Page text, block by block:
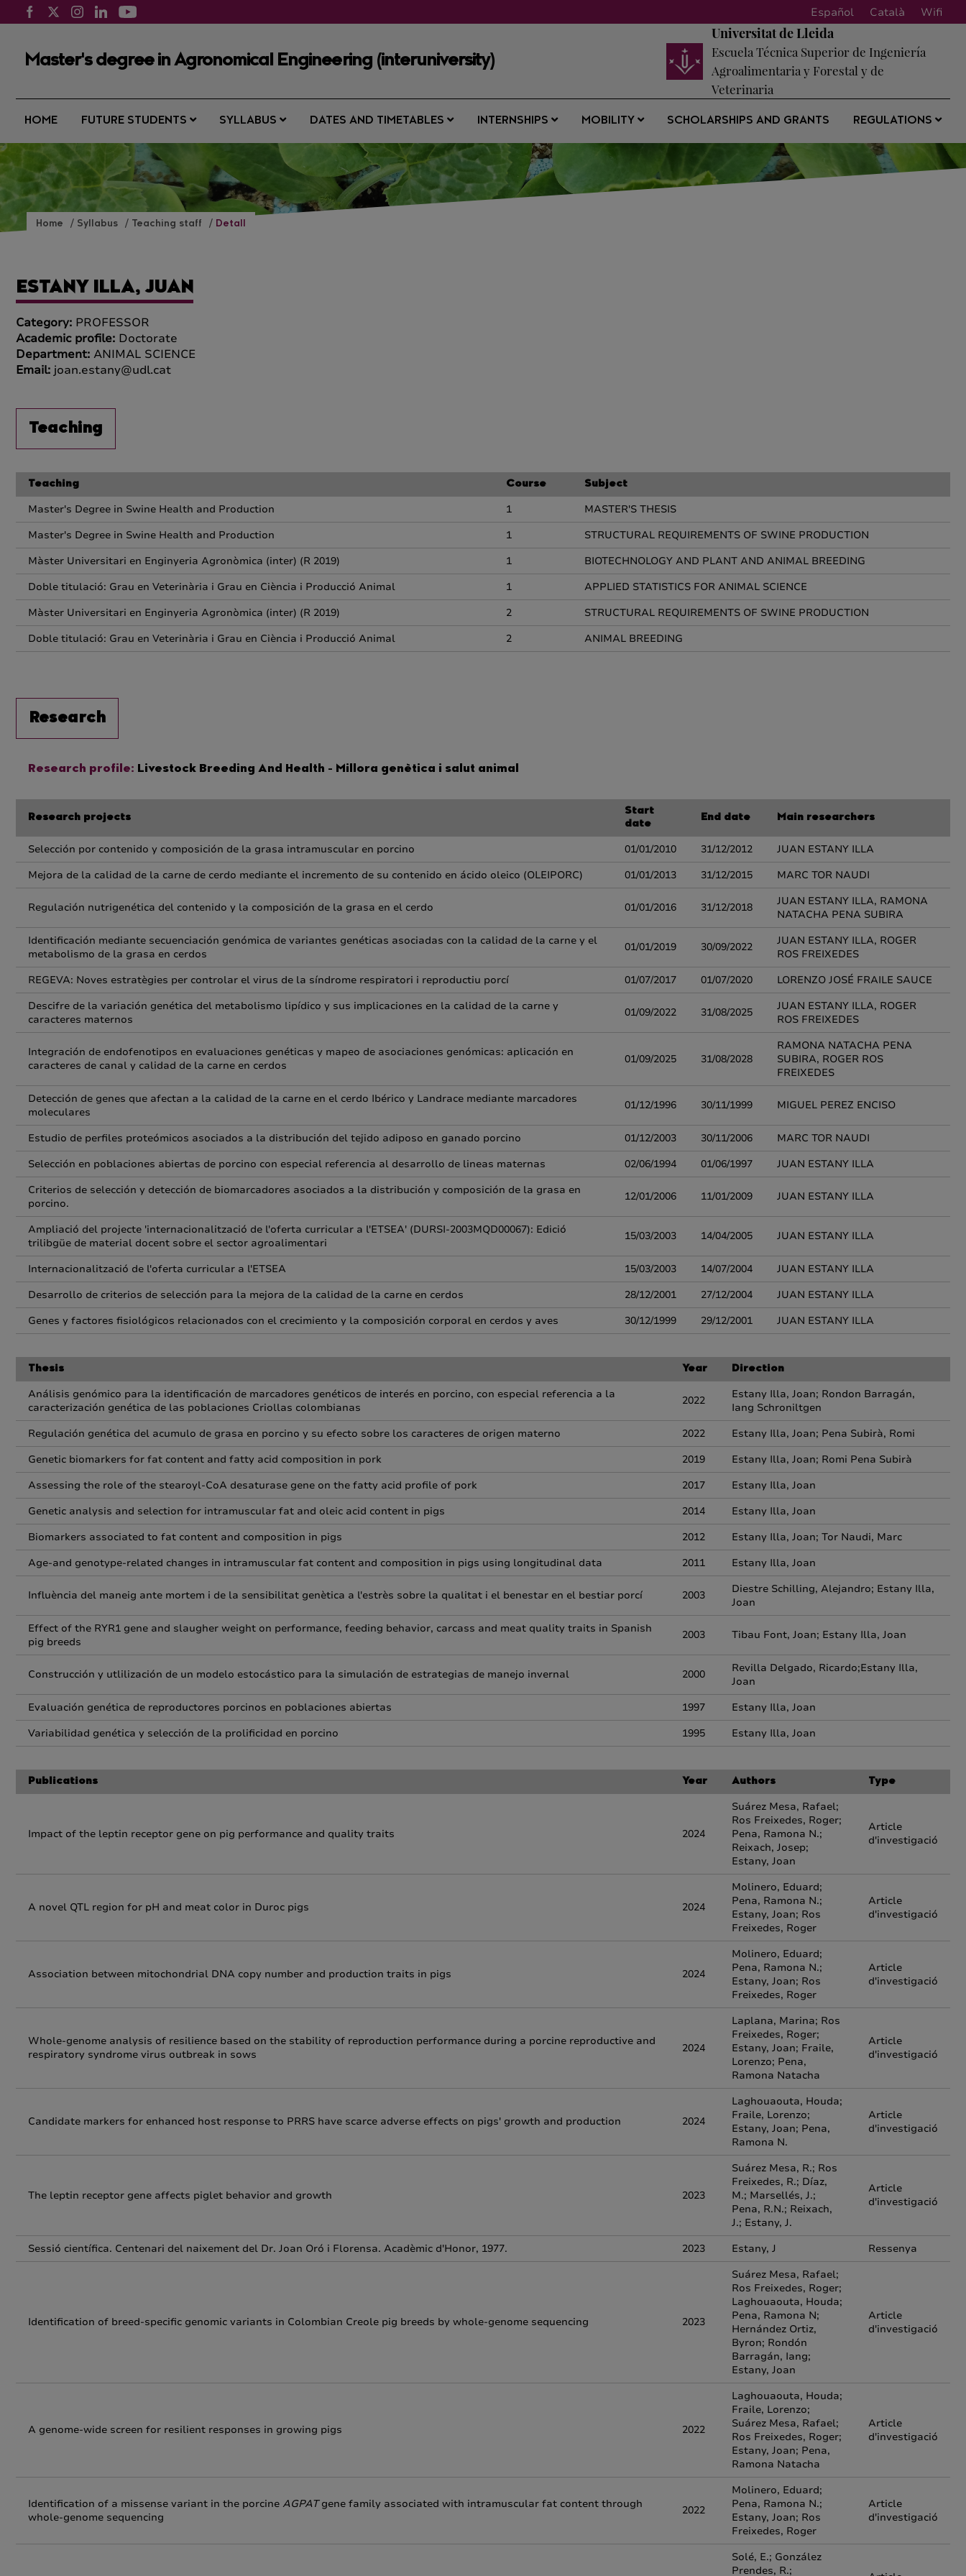
Español Català Wifi
Master's degree in Agronomical Engineering (interuniversity)
Universitat de Lleida
Escuela Técnica Superior de Ingeniería
Agroalimentaria y Forestal y de
Veterinaria
HOME FUTURE STUDENTS SYLLABUS DATES AND TIMETABLES INTERNSHIPS MOBILITY SCHOLARSHIPS AND GRANTS REGULATIONS
Home Syllabus Teaching staff Detall
ESTANY ILLA, JUAN
Category: PROFESSOR
Academic profile: Doctorate
Department: ANIMAL SCIENCE
Email: joan.estany@udl.cat
Teaching
Teaching Course Subject
Master's Degree in Swine Health and Production 1
MASTER'S THESIS
Master's Degree in Swine Health and Production
1
STRUCTURAL REQUIREMENTS OF SWINE PRODUCTION
Màster Universitari en Enginyeria Agronòmica (inter) (R 2019)
1
BIOTECHNOLOGY AND PLANT AND ANIMAL BREEDING
Doble titulació: Grau en Veterinària i Grau en Ciència i Producció Animal
1
APPLIED STATISTICS FOR ANIMAL SCIENCE
Màster Universitari en Enginyeria Agronòmica (inter) (R 2019)
2
STRUCTURAL REQUIREMENTS OF SWINE PRODUCTION
Doble titulació: Grau en Veterinària i Grau en Ciència i Producció Animal
2 ANIMAL BREEDING
Research
Research profile: Livestock Breeding And Health - Millora genètica i salut animal
Research projects
Start
date
End date Main researchers
Selección por contenido y composición de la grasa intramuscular en porcino 01/01/2010 31/12/2012
JUAN ESTANY ILLA
Mejora de la calidad de la carne de cerdo mediante el incremento de su contenido en ácido oleico (OLEIPORC)
01/01/2013 31/12/2015 MARC TOR NAUDI
Regulación nutrigenética del contenido y la composición de la grasa en el cerdo 01/01/2016 31/12/2018
JUAN ESTANY ILLA, RAMONA
NATACHA PENA SUBIRA
Identificación mediante secuenciación genómica de variantes genéticas asociadas con la calidad de la carne y el
metabolismo de la grasa en cerdos
01/01/2019 30/09/2022
JUAN ESTANY ILLA, ROGER
ROS FREIXEDES
REGEVA: Noves estratègies per controlar el virus de la síndrome respiratori i reproductiu porcí
01/07/2017 01/07/2020
LORENZO JOSÉ FRAILE SAUCE
Descifre de la variación genética del metabolismo lipídico y sus implicaciones en la calidad de la carne y
caracteres maternos
01/09/2022 31/08/2025
JUAN ESTANY ILLA, ROGER
ROS FREIXEDES
Integración de endofenotipos en evaluaciones genéticas y mapeo de asociaciones genómicas: aplicación en
caracteres de canal y calidad de la carne en cerdos
01/09/2025 31/08/2028
RAMONA NATACHA PENA
SUBIRA, ROGER ROS
FREIXEDES
Detección de genes que afectan a la calidad de la carne en el cerdo Ibérico y Landrace mediante marcadores
moleculares
01/12/1996 30/11/1999 MIGUEL PEREZ ENCISO
Estudio de perfiles proteómicos asociados a la distribución del tejido adiposo en ganado porcino 01/12/2003 30/11/2006
MARC TOR NAUDI
Selección en poblaciones abiertas de porcino con especial referencia al desarrollo de lineas maternas
02/06/1994 01/06/1997
JUAN ESTANY ILLA
Criterios de selección y detección de biomarcadores asociados a la distribución y composición de la grasa en
porcino.
12/01/2006 11/01/2009 JUAN ESTANY ILLA
Ampliació del projecte 'internacionalització de l'oferta curricular a l'ETSEA' (DURSI-2003MQD00067): Edició
trilibgüe de material docent sobre el sector agroalimentari
15/03/2003 14/04/2005 JUAN ESTANY ILLA
Internacionalització de l'oferta curricular a l'ETSEA 15/03/2003 14/07/2004
JUAN ESTANY ILLA
Desarrollo de criterios de selección para la mejora de la calidad de la carne en cerdos
28/12/2001 27/12/2004
JUAN ESTANY ILLA
Genes y factores fisiológicos relacionados con el crecimiento y la composición corporal en cerdos y aves
30/12/1999 29/12/2001 JUAN ESTANY ILLA
Thesis Year Direction
Análisis genómico para la identificación de marcadores genéticos de interés en porcino, con especial referencia a la
caracterización genética de las poblaciones Criollas colombianas
2022
Estany Illa, Joan; Rondon Barragán,
Iang Schroniltgen
Regulación genética del acumulo de grasa en porcino y su efecto sobre los caracteres de origen materno
2022
Estany Illa, Joan; Pena Subirà, Romi
Genetic biomarkers for fat content and fatty acid composition in pork
2019
Estany Illa, Joan; Romi Pena Subirà
Assessing the role of the stearoyl-CoA desaturase gene on the fatty acid profile of pork
2017
Estany Illa, Joan
Genetic analysis and selection for intramuscular fat and oleic acid content in pigs
2014
Estany Illa, Joan
Biomarkers associated to fat content and composition in pigs
2012
Estany Illa, Joan; Tor Naudi, Marc
Age-and genotype-related changes in intramuscular fat content and composition in pigs using longitudinal data
2011 Estany Illa, Joan
Influència del maneig ante mortem i de la sensibilitat genètica a l'estrès sobre la qualitat i el benestar en el bestiar porcí 2003
Diestre Schilling, Alejandro; Estany Illa,
Joan
Effect of the RYR1 gene and slaugher weight on performance, feeding behavior, carcass and meat quality traits in Spanish
pig breeds
2003 Tibau Font, Joan; Estany Illa, Joan
Construcción y utlilización de un modelo estocástico para la simulación de estrategias de manejo invernal 2000
Revilla Delgado, Ricardo;Estany Illa,
Joan
Evaluación genética de reproductores porcinos en poblaciones abiertas
1997
Estany Illa, Joan
Variabilidad genética y selección de la prolificidad en porcino
1995 Estany Illa, Joan
Publications Year Authors Type
Impact of the leptin receptor gene on pig performance and quality traits 2024
Suárez Mesa, Rafael;
Ros Freixedes, Roger;
Pena, Ramona N.;
Reixach, Josep;
Estany, Joan
Article
d'investigació
A novel QTL region for pH and meat color in Duroc pigs 2024
Molinero, Eduard;
Pena, Ramona N.;
Estany, Joan; Ros
Freixedes, Roger
Article
d'investigació
Association between mitochondrial DNA copy number and production traits in pigs 2024
Molinero, Eduard;
Pena, Ramona N.;
Estany, Joan; Ros
Freixedes, Roger
Article
d'investigació
Whole-genome analysis of resilience based on the stability of reproduction performance during a porcine reproductive and
respiratory syndrome virus outbreak in sows
2024
Laplana, Marina; Ros
Freixedes, Roger;
Estany, Joan; Fraile,
Lorenzo; Pena,
Ramona Natacha
Article
d'investigació
Candidate markers for enhanced host response to PRRS have scarce adverse effects on pigs' growth and production 2024
Laghouaouta, Houda;
Fraile, Lorenzo;
Estany, Joan; Pena,
Ramona N.
Article
d'investigació
The leptin receptor gene affects piglet behavior and growth 2023
Suárez Mesa, R.; Ros
Freixedes, R.; Díaz,
M.; Marsellés, J.;
Pena, R.N.; Reixach,
J.; Estany, J.
Article
d'investigació
Sessió científica. Centenari del naixement del Dr. Joan Oró i Florensa. Acadèmic d'Honor, 1977. 2023 Estany, J Ressenya
Identification of breed‑specific genomic variants in Colombian Creole pig breeds by whole‑genome sequencing 2023
Suárez Mesa, Rafael;
Ros Freixedes, Roger;
Laghouaouta, Houda;
Pena, Ramona N;
Hernández Ortiz,
Byron; Rondón
Barragán, Iang;
Estany, Joan
Article
d'investigació
A genome-wide screen for resilient responses in growing pigs 2022
Laghouaouta, Houda;
Fraile, Lorenzo;
Suárez Mesa, Rafael;
Ros Freixedes, Roger;
Estany, Joan; Pena,
Ramona Natacha
Article
d'investigació
Identification of a missense variant in the porcine AGPATgene family associated with intramuscular fat content through
whole-genome sequencing
2022
Molinero, Eduard;
Pena, Ramona N.;
Estany, Joan; Ros
Freixedes, Roger
Article
d'investigació
Solé, E.; González
Prendes, R.;